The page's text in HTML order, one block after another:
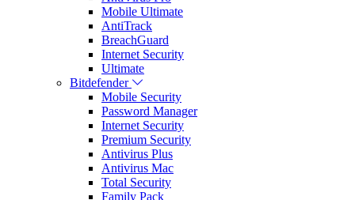
Mobile Ultimate
AntiTrack
BreachGuard
Internet Security
Ultimate
Bitdefender
Mobile Security
Password Manager
Internet Security
Premium Security
Antivirus Plus
Antivirus Mac
Total Security
Family Pack